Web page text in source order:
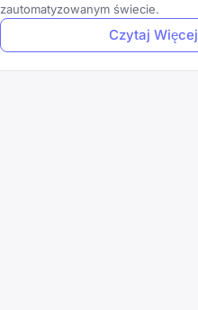
zautomatyzowanym świecie.
Czytaj Więcej